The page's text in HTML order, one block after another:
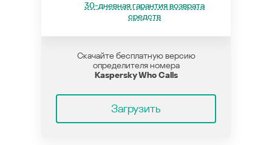
30-дневная гарантия возврата
средств
Скачайте бесплатную версию
определителя номера
Kaspersky Who Calls
Загрузить